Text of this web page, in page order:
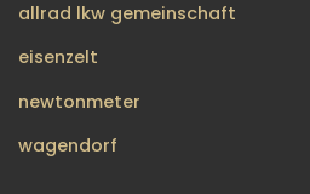
allrad lkw gemeinschaft
eisenzelt
newtonmeter
wagendorf